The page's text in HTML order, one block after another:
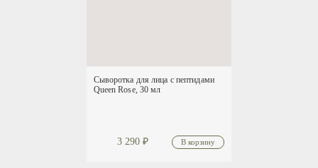
Сыворотка для лица с пептидами
Queen Rose, 30 мл
3 290 ₽